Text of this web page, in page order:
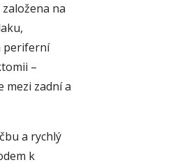
na
periferní
–
mezi zadní a
a rychlý
k